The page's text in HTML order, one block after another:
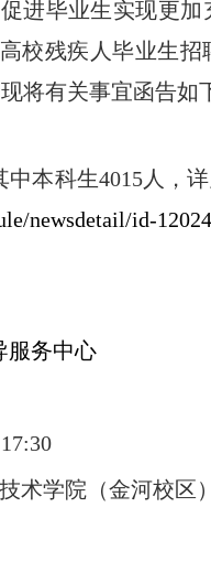
进毕业生实现更
校残疾人毕业生
将有关事宜函告如
本科生4015人，
newsdetail/id-
服务中心
术学院（金河校区